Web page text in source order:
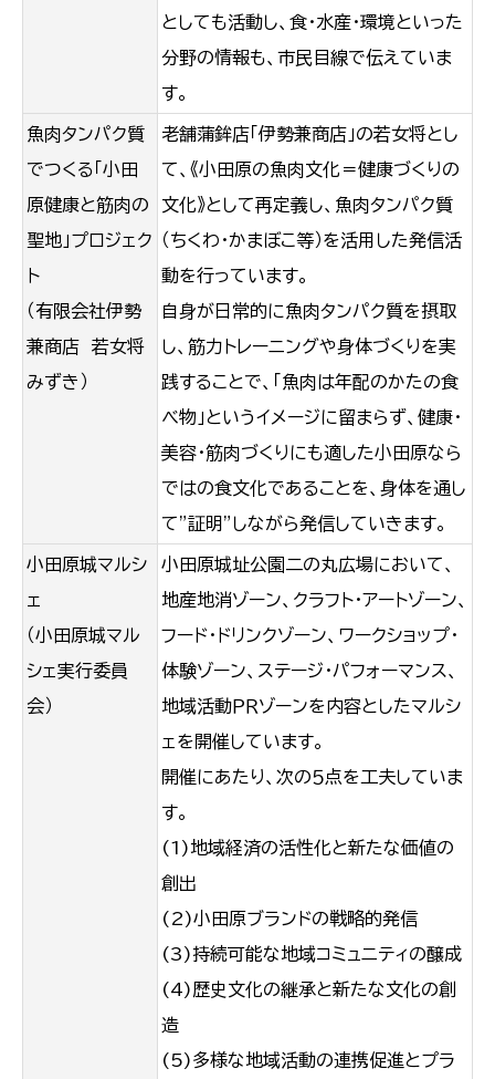
としても活動し、食・水産・環境といった
分野の情報も、市民目線で伝えていま
す。
魚肉タンパク質
でつくる「小田
原健康と筋肉の
聖地」プロジェク
ト
（有限会社伊勢
兼商店 若女将
みずき）
老舗蒲鉾店「伊勢兼商店」の若女将とし
て、《小田原の魚肉文化＝健康づくりの
文化》として再定義し、魚肉タンパク質
（ちくわ・かまぼこ等）を活用した発信活
動を行っています。
自身が日常的に魚肉タンパク質を摂取
し、筋力トレーニングや身体づくりを実
践することで、「魚肉は年配のかたの食
べ物」というイメージに留まらず、健康・
美容・筋肉づくりにも適した小田原なら
ではの食文化であることを、身体を通し
て”証明”しながら発信していきます。
小田原城マルシ
ェ
（小田原城マル
シェ実行委員
会）
小田原城址公園二の丸広場において、
地産地消ゾーン、クラフト・アートゾーン、
フード・ドリンクゾーン、ワークショップ・
体験ゾーン、ステージ・パフォーマンス、
地域活動ＰＲゾーンを内容としたマルシ
ェを開催しています。
開催にあたり、次の５点を工夫していま
す。
(1)地域経済の活性化と新たな価値の
創出
(2)小田原ブランドの戦略的発信
(3)持続可能な地域コミュニティの醸成
(4)歴史文化の継承と新たな文化の創
造
(5)多様な地域活動の連携促進とプラ